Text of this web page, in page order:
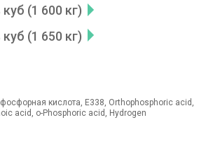
(1 600 кг)
(1 650 кг)
кислота, E338, Orthophosphoric acid,
acid, o-Phosphoric acid, Hydrogen